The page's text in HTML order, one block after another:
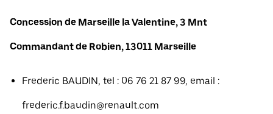
Concession de Marseille la Valentine, 3 Mnt
Commandant de Robien, 13011 Marseille
Frederic BAUDIN, tel : 06 76 21 87 99, email :
frederic.f.baudin@renault.com